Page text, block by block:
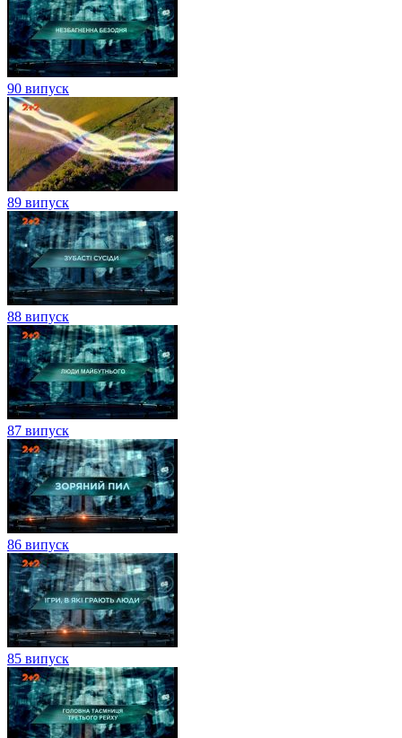
90 випуск
89 випуск
88 випуск
87 випуск
86 випуск
85 випуск